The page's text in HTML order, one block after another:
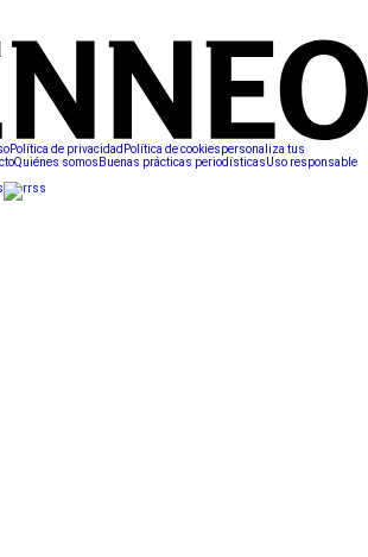
Política de privacidad Política de cookiespersonaliza tus
Quiénes somos Buenas prácticas periodísticasUso responsable